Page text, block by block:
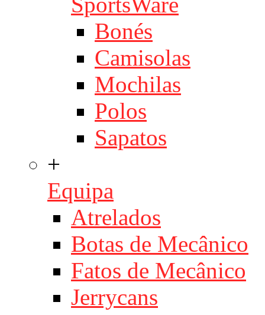
Bonés
Camisolas
Mochilas
Polos
Sapatos
+
Equipa
Atrelados
Botas de Mecânico
Fatos de Mecânico
Jerrycans